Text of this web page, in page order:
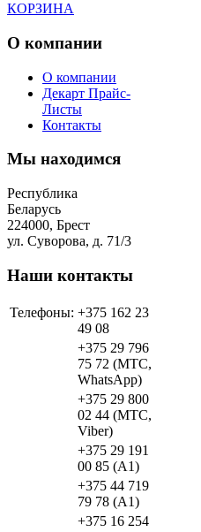
КОРЗИНА
О компании
О компании
Декарт Прайс-
Листы
Контакты
Мы находимся
Республика
Беларусь
224000, Брест
ул. Суворова, д. 71/3
Наши контакты
Телефоны: +375 162 23
49 08
+375 29 796
75 72 (МТС,
WhatsApp)
+375 29 800
02 44 (МТС,
Viber)
+375 29 191
00 85 (A1)
+375 44 719
79 78 (A1)
+375 16 254